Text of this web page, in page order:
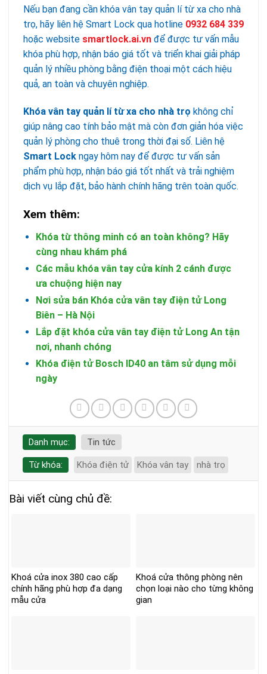
Nếu bạn đang cần khóa vân tay quản lí từ xa cho nhà
trọ, hãy liên hệ Smart Lock qua hotline 0932 684 339
hoặc website smartlock.ai.vn để được tư vấn mẫu
khóa phù hợp, nhận báo giá tốt và triển khai giải pháp
quản lý nhiều phòng bằng điện thoại một cách hiệu
quả, an toàn và chuyên nghiệp.
Khóa vân tay quản lí từ xa cho nhà trọ không chỉ
giúp nâng cao tính bảo mật mà còn đơn giản hóa việc
quản lý phòng cho thuê trong thời đại số. Liên hệ
Smart Lock ngay hôm nay để được tư vấn sản
phẩm phù hợp, nhận báo giá tốt nhất và trải nghiệm
dịch vụ lắp đặt, bảo hành chính hãng trên toàn quốc.
Xem thêm:
Khóa từ thông minh có an toàn không? Hãy
cùng nhau khám phá
Các mẫu khóa vân tay cửa kính 2 cánh được
ưa chuộng hiện nay
Nơi sửa bán Khóa cửa vân tay điện tử Long
Biên – Hà Nội
Lắp đặt khóa cửa vân tay điện tử Long An tận
nơi, nhanh chóng
Khóa điện tử Bosch ID40 an tâm sử dụng mỗi
ngày
Danh mục: Tin tức
Từ khóa: Khóa điện tử Khóa vân tay nhà trọ
Bài viết cùng chủ đề:
Khoá cửa inox 380 cao cấp
chính hãng phù hợp đa dạng
mẫu cửa
Khoá cửa thông phòng nên
chọn loại nào cho từng không
gian